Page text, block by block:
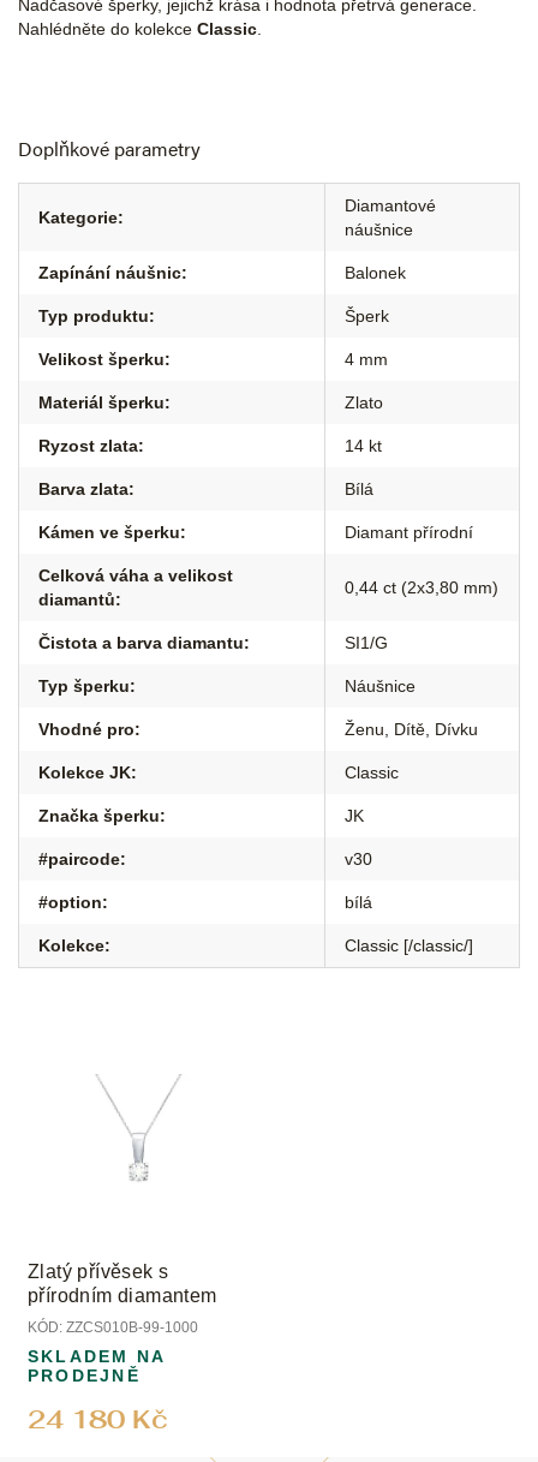
Nadčasové šperky, jejichž krása i hodnota přetrvá generace.
Nahlédněte do kolekce Classic
Doplňkové parametry
Kategorie:
Diamantové
náušnice
Zapínání náušnic: Balonek
Typ produktu: Šperk
Velikost šperku: 4 mm
Materiál šperku: Zlato
Ryzost zlata: 14 kt
Barva zlata: Bílá
Kámen ve šperku: Diamant přírodní
Celková váha a velikost
diamantů:
0,44 ct (2x3,80 mm)
Čistota a barva diamantu: SI1/G
Typ šperku: Náušnice
Vhodné pro: Ženu Dítě Dívku
Kolekce JK: Classic
Značka šperku: JK
#paircode: v30
#option: bílá
Kolekce: Classic [/classic/]
Zlatý přívěsek s
přírodním diamantem
KÓD: ZZCS010B-99-1000
24 180 Kč
SKLADEM NA
PRODEJNĚ